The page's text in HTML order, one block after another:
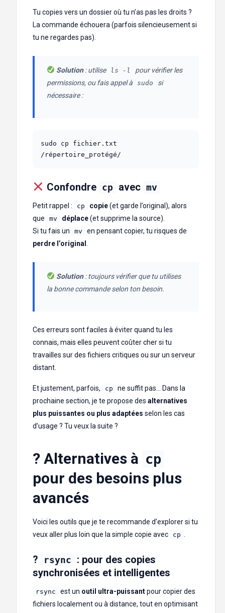
Tu copies vers un dossier où tu n’as pas les droits ?
La commande échouera (parfois silencieusement si
tu ne regardes pas).
Solution: utilise ls -l
pour vérifier les
permissions, ou fais appel à sudo
si
nécessaire :
sudo cp fichier.txt
/répertoire_protégé/
Confondre cp avec mv
Petit rappel : cp copie(et garde l’original), alors
que
mv déplace(et supprime la source).
Si tu fais un
mv
en pensant copier, tu risques de
perdre l’original
Solution: toujours vérifier que tu utilises
la bonne commande selon ton besoin.
Ces erreurs sont faciles à éviter quand tu les
connais, mais elles peuvent coûter cher si tu
travailles sur des fichiers critiques ou sur un serveur
distant.
Et justement, parfois, cp
ne suffit pas… Dans la
prochaine section, je te propose des alternatives
plus puissantes ou plus adaptées selon les cas
d’usage ? Tu veux la suite ?
? Alternatives à cp
pour des besoins plus
avancés
Voici les outils que je te recommande d’explorer si tu
veux aller plus loin que la simple copie avec
cp
? rsync
: pour des copies
synchronisées et intelligentes
rsync est un outil ultra-puissantpour copier des
fichiers localement ou à distance, tout en optimisant